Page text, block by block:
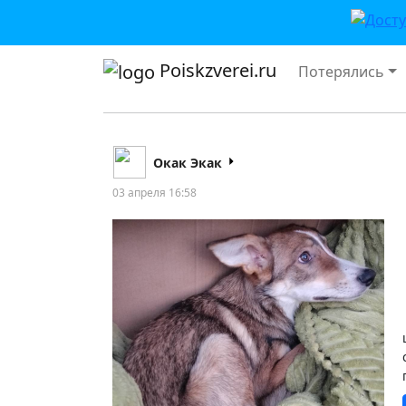
Poiskzverei.ru Потерялись
Окак Экак
03 апреля 16:58